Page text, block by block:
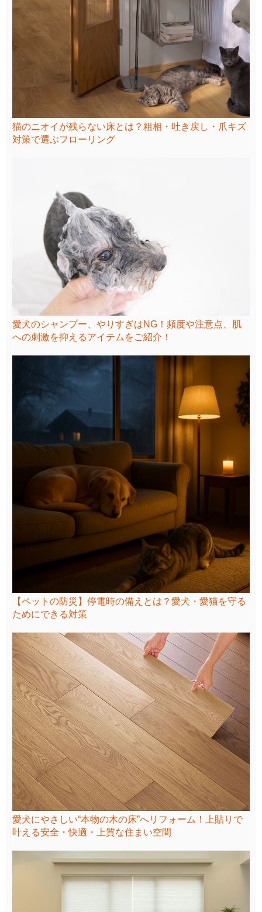
猫のニオイが残らない床とは？粗相・吐き戻し・爪キズ
対策で選ぶフローリング
愛犬のシャンプー、やりすぎはNG！頻度や注意点、肌
への刺激を抑えるアイテムをご紹介！
【ペットの防災】停電時の備えとは？愛犬・愛猫を守る
ためにできる対策
愛犬にやさしい“本物の木の床”へリフォーム！上貼りで
叶える安全・快適・上質な住まい空間